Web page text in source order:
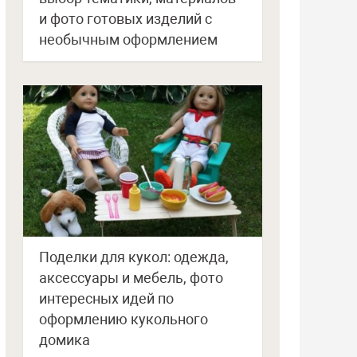
и фото готовых изделий с
необычным оформлением
Поделки для кукол: одежда,
аксессуары и мебель, фото
интересных идей по
оформлению кукольного
домика